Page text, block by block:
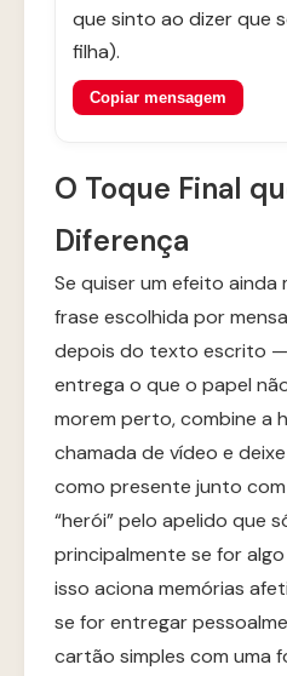
que sinto ao dizer que
filha).
Copiar mensagem
O Toque Final
Diferença
Se quiser um efeito ainda
frase escolhida por
depois do texto escrito
entrega o que o papel
morem perto, combine a
chamada de vídeo e
como presente junto
“herói” pelo apelido que
principalmente se for
isso aciona memórias
se for entregar
cartão simples com uma